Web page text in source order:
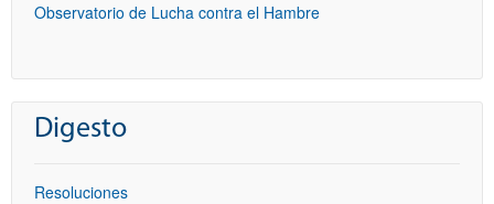
Observatorio de Lucha contra el Hambre
Digesto
Resoluciones